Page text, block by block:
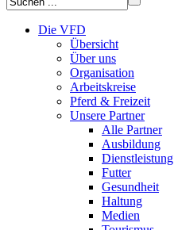
Die VFD
Übersicht
Über uns
Organisation
Arbeitskreise
Pferd & Freizeit
Unsere Partner
Alle Partner
Ausbildung
Dienstleistung
Futter
Gesundheit
Haltung
Medien